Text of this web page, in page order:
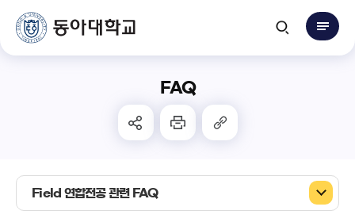
FAQ
Field 연합전공 관련 FAQ